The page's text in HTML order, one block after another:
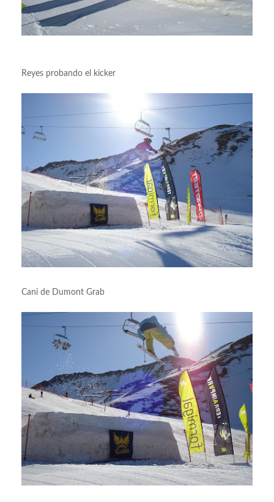
Reyes probando el kicker
Cani de Dumont Grab